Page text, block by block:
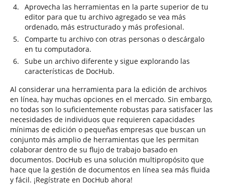
Aprovecha las herramientas en la parte superior de tu
editor para que tu archivo agregado se vea más
ordenado, más estructurado y más profesional.
Comparte tu archivo con otras personas o descárgalo
en tu computadora.
Sube un archivo diferente y sigue explorando las
características de DocHub.
Al considerar una herramienta para la edición de archivos
en línea, hay muchas opciones en el mercado. Sin embargo,
no todas son lo suficientemente robustas para satisfacer las
necesidades de individuos que requieren capacidades
mínimas de edición o pequeñas empresas que buscan un
conjunto más amplio de herramientas que les permitan
colaborar dentro de su flujo de trabajo basado en
documentos. DocHub es una solución multipropósito que
hace que la gestión de documentos en línea sea más fluida
y fácil. ¡Regístrate en DocHub ahora!